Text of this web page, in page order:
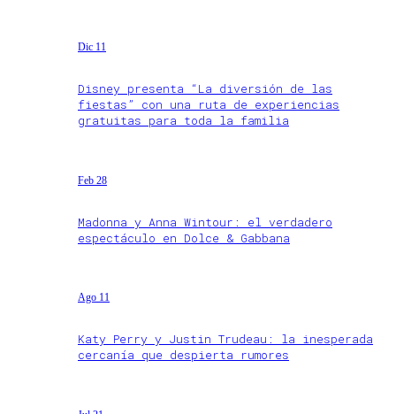
Dic 11
Disney presenta “La diversión de las
fiestas” con una ruta de experiencias
gratuitas para toda la familia
Feb 28
Madonna y Anna Wintour: el verdadero
espectáculo en Dolce & Gabbana
Ago 11
Katy Perry y Justin Trudeau: la inesperada
cercanía que despierta rumores